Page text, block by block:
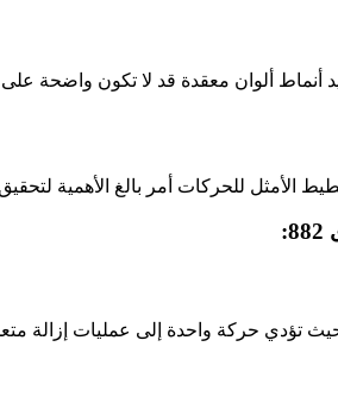
أنماط ألوان معقدة قد لا تكون واضحة على
تؤدي حركة واحدة إلى عمليات إزالة